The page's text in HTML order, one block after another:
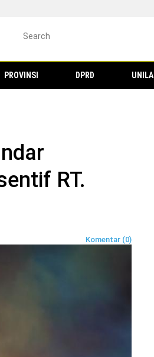
PROVINSI DPRD UNILA
RT.
Komentar (0)